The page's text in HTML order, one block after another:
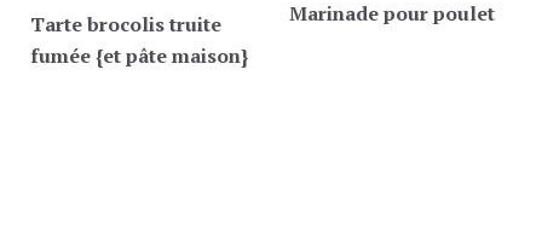
Tarte brocolis truite
fumée {et pâte maison}
Marinade pour poulet